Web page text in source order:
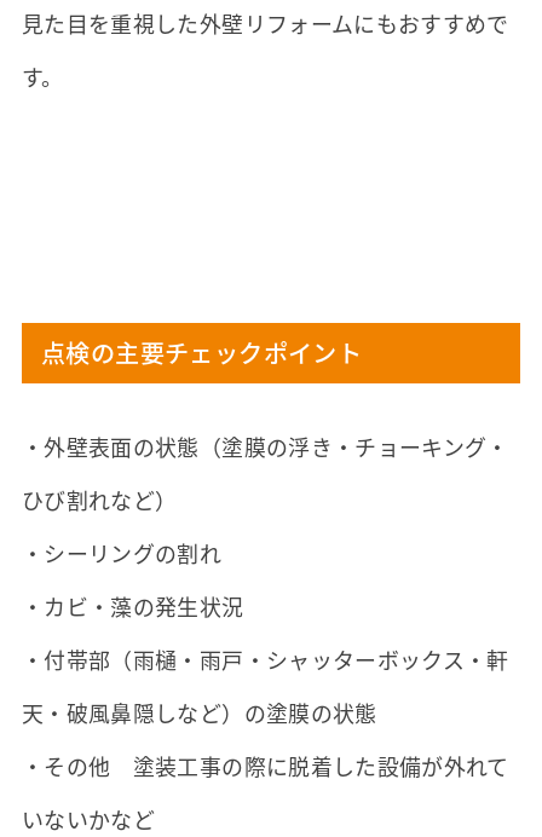
見た目を重視した外壁リフォームにもおすすめで
す。
点検の主要チェックポイント
・外壁表面の状態（塗膜の浮き・チョーキング・
ひび割れなど）
・シーリングの割れ
・カビ・藻の発生状況
・付帯部（雨樋・雨戸・シャッターボックス・軒
天・破風鼻隠しなど）の塗膜の状態
・その他 塗装工事の際に脱着した設備が外れて
いないかなど